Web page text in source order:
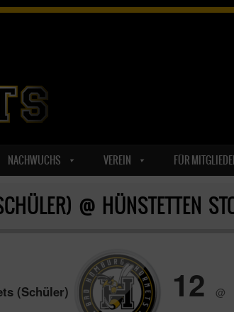
NACHWUCHS VEREIN FÜR
@ HÜNSTETTEN
(Schüler) 12 @